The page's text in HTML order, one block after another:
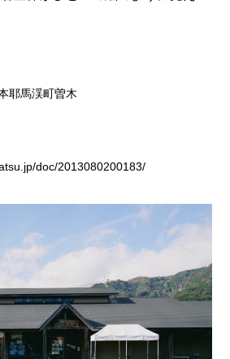
耶馬渓町曽木
doc/2013080200183/